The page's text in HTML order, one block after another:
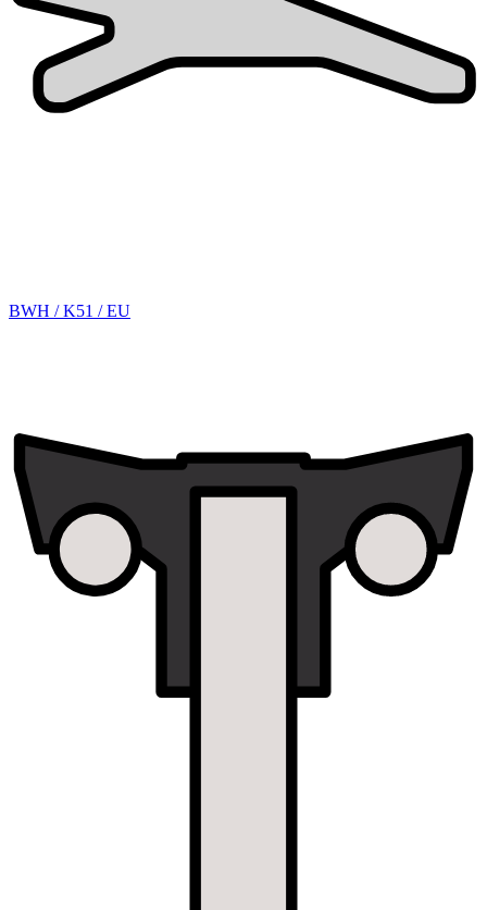
BWH / K51 / EU